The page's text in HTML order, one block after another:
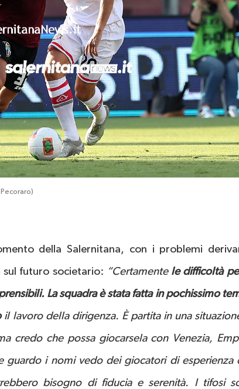
della Salernitana, con i problemi
futuro societario: “Certamentele difficoltà
La squadra è stata fatta in pochissimo
il lavoro della dirigenza. È partita in una
credo che possa giocarsela con Venezia,
guardo i nomi vedo dei giocatori di esperienza
bisogno di fiducia e serenità. I tifosi